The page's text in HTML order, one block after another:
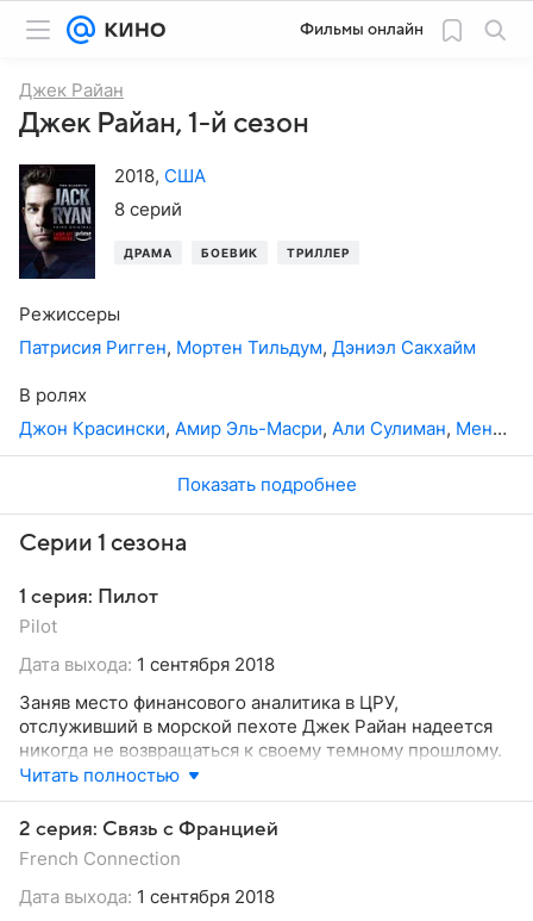
Фильмы онлайн
Джек Райан
Джек Райан, 1-й сезон
2018, США
8 серий
ДРАМА БОЕВИК ТРИЛЛЕР
Режиссеры
Патрисия Ригген, Мортен Тильдум, Дэниэл Сакхайм
В ролях
Джон Красински, Амир Эль-Масри, Али Сулиман, Мена Массуд
Показать подробнее
Серии 1 сезона
1 серия: Пилот
Pilot
Дата выхода: 1 сентября 2018
Заняв место финансового аналитика в ЦРУ,
отслуживший в морской пехоте Джек Райан надеется
никогда не возвращаться к своему темному прошлому.
Однако вскоре выявленные им подозрительные
банковские операции в Йемене толкают мужчину на
решительные действия в обход приказа нового главы
отдела Джеймса Грира, не разделяющего подозрений
своего строптивого подчиненного. Тем не менее, когда
зацепка оказывается стоящей, Грир вместе с Райаном
Читать полностью
2 серия: Связь с Францией
French Connection
Дата выхода: 1 сентября 2018